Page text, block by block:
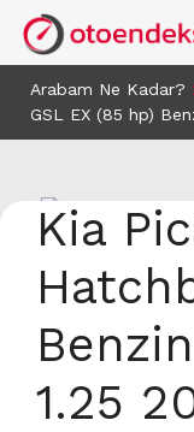
Arabam Ne Kadar?
GSL EX (85 hp)
Kia
1.25